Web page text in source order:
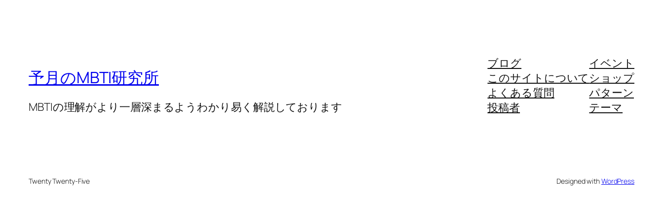
予月のMBTI研究所
MBTIの理解がより一層深まるようわかり易く解説しております
ブログ
このサイトについて
よくある質問
投稿者
イベント
ショップ
パターン
テーマ
Twenty Twenty-Five Designed withWordPress